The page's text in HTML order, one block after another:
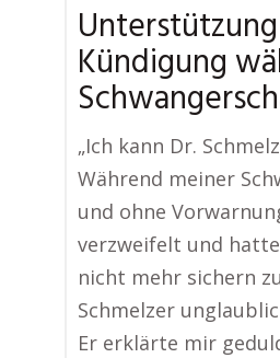
Kündigung
„Ich kann Dr.
Während meiner
und ohne
verzweifelt und
nicht mehr sichern
Schmelzer
Er erklärte mir